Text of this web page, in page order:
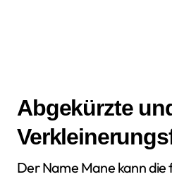
Abgekürzte
Der Name Mane kann die